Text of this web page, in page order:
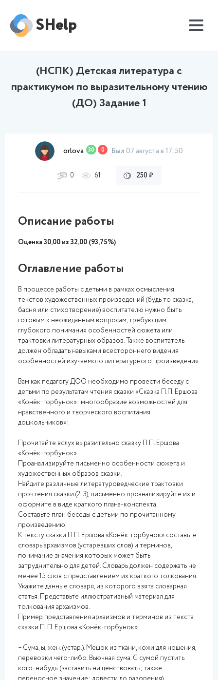
SHelp
(НСПК) Детская литература с
практикумом по выразительному чтению
(ДО) Задание 1
orlova 30 0 Был 07 августа в 17:50
0 61 250 ₽
Описание работы
Оценка 30,00 из 32,00 (93,75%)
Оглавление работы
В процессе работы с детьми в рамках осмысления
текстов художественных произведений (будь то сказка,
басня или стихотворение) воспитателю нужно быть
готовым к неожиданным вопросам, требующим
глубокого понимания особенностей сюжета или
трактовки литературных образов. Также воспитатель
должен обладать навыками всестороннего видения
особенностей изучаемого литературного произведения.
Вам как педагогу ДОО необходимо провести беседу с
детьми по результатам чтения сказки «Сказка П.П. Ершова
«Конёк-горбунок»: многообразие возможностей для
нравственного и творческого воспитания
дошкольников»:
Прочитайте вслух выразительно сказку П.П. Ершова
«Конёк-горбунок».
Проанализируйте письменно особенности сюжета и
художественных образов сказки.
Найдите различные литературоведческие трактовки
прочтения сказки (2-3), письменно проанализируйте их и
оформите в виде краткого плана-конспекта.
Составьте план беседы с детьми по прочитанному
произведению.
К тексту сказки П.П. Ершова «Конёк-горбунок» составьте
словарь архаизмов (устаревших слов) и терминов,
понимание значения которых может быть
затруднительно для детей. Словарь должен содержать не
менее 15 слов с представлением их краткого толкования.
Укажите данные словаря, из которого взята словарная
статья. Представьте иллюстративный материал для
толкования архаизмов.
Пример представления архаизмов и терминов из текста
сказки П. П. Ершова «Конёк-горбунок»:
– Сума, ы, жен. (устар.). Мешок из ткани, кожи для ношения,
перевозки чего-либо. Вьючная сума. С сумой пустить
кого-нибудь. (заставить нищенствовать; также